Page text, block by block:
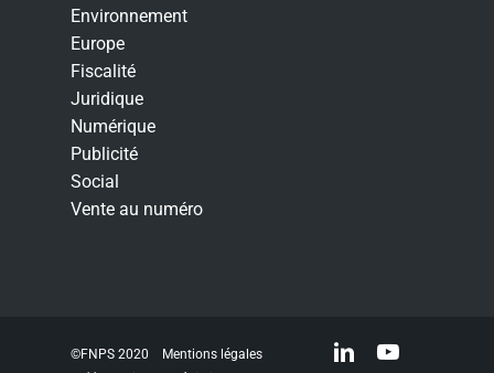
Environnement
Europe
Fiscalité
Juridique
Numérique
Publicité
Social
Vente au numéro
©FNPS 2020
Mentions légales
linkedinyoutube